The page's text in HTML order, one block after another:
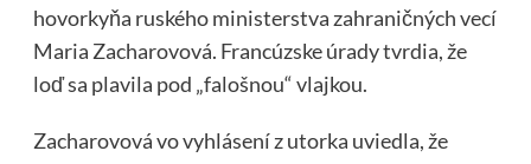
hovorkyňa ruského ministerstva zahraničných vecí
Maria Zacharovová. Francúzske úrady tvrdia, že
loď sa plavila pod „falošnou“ vlajkou.
Zacharovová vo vyhlásení z utorka uviedla, že